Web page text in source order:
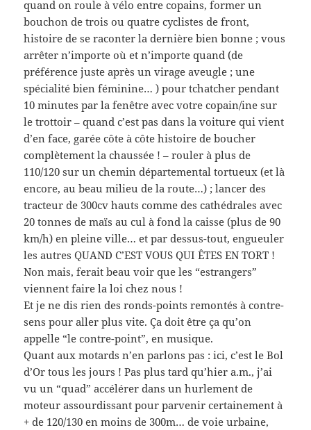
quand on roule à vélo entre copains, former un
bouchon de trois ou quatre cyclistes de front,
histoire de se raconter la dernière bien bonne ; vous
arrêter n’importe où et n’importe quand (de
préférence juste après un virage aveugle ; une
spécialité bien féminine… ) pour tchatcher pendant
10 minutes par la fenêtre avec votre copain/ine sur
le trottoir – quand c’est pas dans la voiture qui vient
d’en face, garée côte à côte histoire de boucher
complètement la chaussée ! – rouler à plus de
110/120 sur un chemin départemental tortueux (et là
encore, au beau milieu de la route…) ; lancer des
tracteur de 300cv hauts comme des cathédrales avec
20 tonnes de maïs au cul à fond la caisse (plus de 90
km/h) en pleine ville… et par dessus-tout, engueuler
les autres QUAND C’EST VOUS QUI ÊTES EN TORT !
Non mais, ferait beau voir que les “estrangers”
viennent faire la loi chez nous !
Et je ne dis rien des ronds-points remontés à contre-
sens pour aller plus vite. Ça doit être ça qu’on
appelle “le contre-point”, en musique.
Quant aux motards n’en parlons pas : ici, c’est le Bol
d’Or tous les jours ! Pas plus tard qu’hier a.m., j’ai
vu un “quad” accélérer dans un hurlement de
moteur assourdissant pour parvenir certainement à
+ de 120/130 en moins de 300m… de voie urbaine,